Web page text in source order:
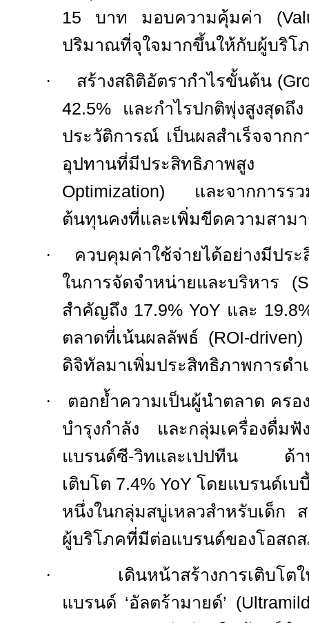
15 บาท มอบความคุ้มค่า (
ปริมาณที่จุใจมากขึ้นให้กับผู้บริโ
·
สร้างสถิติอัตรากำไรขั้นต้น (
42.5% และกำไรปกติพุ่งสูงสุดถึ
ประวัติการณ์ เป็นผลสำเร็จจาก
อุปทานที่มีประสิทธิภาพสูง
Optimization) และจากการร
ต้นทุนคงที่และเพิ่มขีดความสามา
·
ควบคุมค่าใช้จ่ายได้อย่างมีปร
ในการจัดจำหน่ายและบริหาร (
สำคัญถึง 17.9% YoY และ
ตลาดที่เน้นผลลัพธ์ (ROI-
ดิจิทัลมาเพิ่มประสิทธิภาพการดำ
·
ตอกย้ำความเป็นผู้นำตลาด คร
บำรุงกำลัง และกลุ่มเครื่องดื่ม
แบรนด์ซี-วิทและเปปทีน ด้าน
เติบโต 7.4% YoY โดยแบรนด์เบ
หนึ่งในกลุ่มสบู่เหลวสำหรับเด็ก
ผู้บริโภคที่มีต่อแบรนด์ของโอสถ
·
เดินหน้าสร้างการเติบโต
แบรนด์ ‘อัลตร้ามายด์’ (